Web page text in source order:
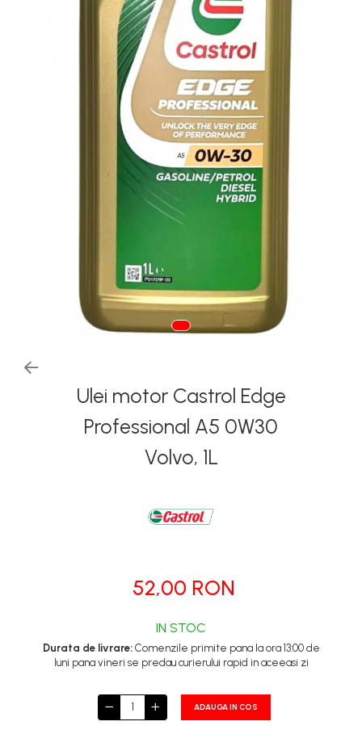
Tapiterii | Textile | Piele
Bord | Plastice Interioare
Parfumuri | Odorizante
CEARA | SEALANT |
TRATAMENTE HIDROFOBE
PROTECTIE | COATING CERAMIC
POLISH | SLEFUIRE | BURETI
ACCESORII | ECHIPAMENTE |
Ulei motor Castrol Edge
Professional A5 0W30
Volvo, 1L
52,00 RON
IN STOC
Durata de livrare:Comenzile primite pana la ora 13:00 de
luni pana vineri se predau curierului rapid in aceeasi zi
ADAUGA IN COS